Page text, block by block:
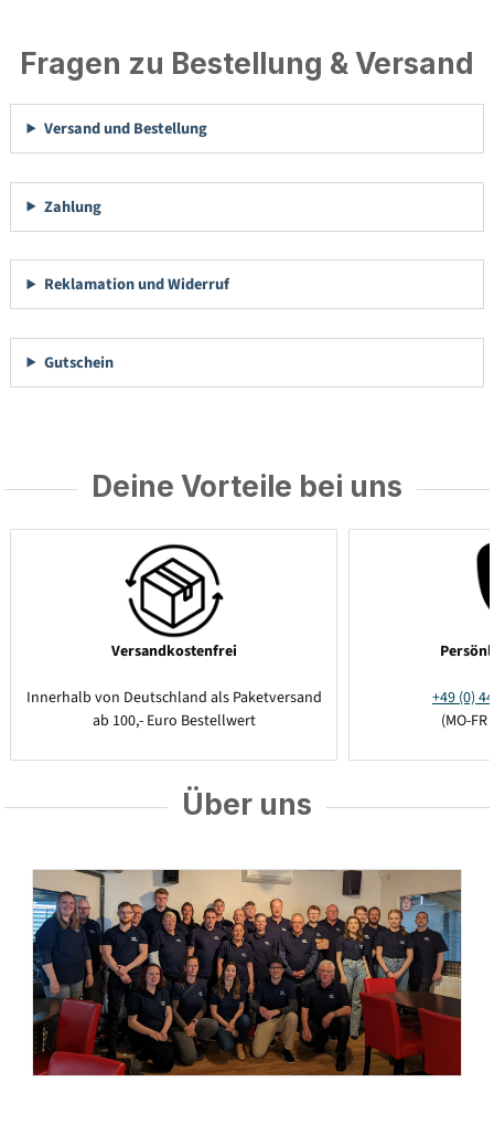
Fragen zu Bestellung & Versand
Versand und Bestellung
Zahlung
Reklamation und Widerruf
Gutschein
Deine Vorteile bei uns
Versandkostenfrei
Innerhalb von Deutschland als Paketversand
ab 100,- Euro Bestellwert
+49 (0)
(MO-
Über uns